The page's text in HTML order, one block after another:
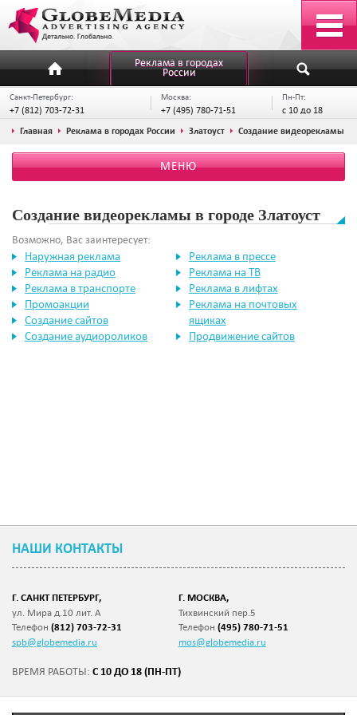
Реклама в городах
России
Санкт-Петербург:
+7 (812) 703-72-31
Москва:
+7 (495) 780-71-51
Пн-Пт:
с 10 до 18
Главная Реклама в городах России Златоуст Создание видеорекламы
МЕНЮ
Создание видеорекламы в городе Златоуст
Возможно, Вас заинтересует:
Наружная реклама
Реклама на радио
Реклама в транспорте
Промоакции
Создание сайтов
Создание аудиороликов
Реклама в прессе
Реклама на ТВ
Реклама в лифтах
Реклама на почтовых
ящиках
Продвижение сайтов
НАШИ КОНТАКТЫ
Г. САНКТ ПЕТЕРБУРГ,
ул. Мира д.10 лит. А
Телефон (812) 703-72-31
spb@globemedia.ru
Г. МОСКВА,
Тихвинский пер.5
Телефон (495) 780-71-51
mos@globemedia.ru
ВРЕМЯ РАБОТЫ: С 10 ДО 18 (ПН-ПТ)